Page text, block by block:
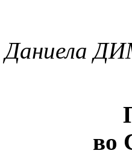
Даниела
во